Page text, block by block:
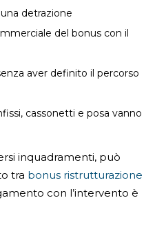
detrazione
del bonus con il
aver definito il percorso
cassonetti e posa vanno
inquadramenti, può
tra bonus ristrutturazione
con l’intervento è